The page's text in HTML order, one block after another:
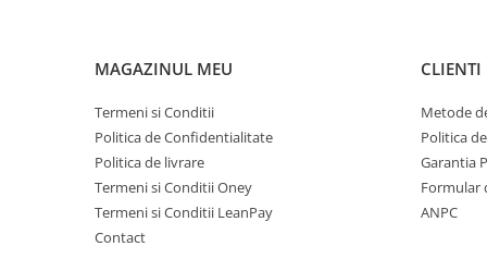
MAGAZINUL MEU
Termeni si Conditii
Politica de Confidentialitate
Politica de livrare
Termeni si Conditii Oney
Termeni si Conditii LeanPay
Contact
CLIENTI
Metode
Politica
Garantia
Formular
ANPC